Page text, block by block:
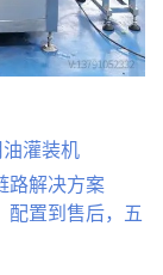
灌装机
路解决方案
配置到售后，五